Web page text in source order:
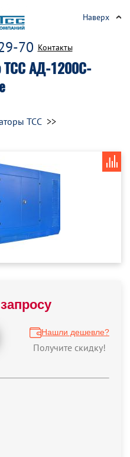
ТСС АД-1200С-
70 Контакты
Наверх
ТСС
Нашли дешевле?
Получите скидку!